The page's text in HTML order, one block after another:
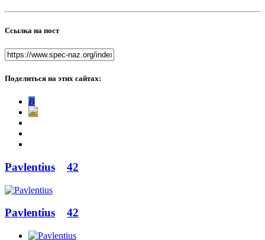
Ссылка на пост
Поделиться на этих сайтах:
В
Pavlentius 42
Pavlentius 42